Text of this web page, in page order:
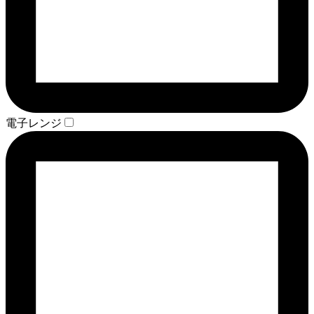
電子レンジ